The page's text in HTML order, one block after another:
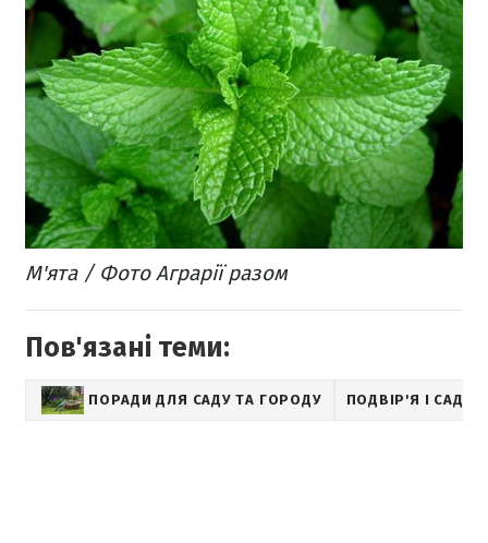
М'ята / Фото Аграрії разом
Пов'язані теми:
ПОРАДИ ДЛЯ САДУ ТА ГОРОДУ ПОДВІР'Я І САД